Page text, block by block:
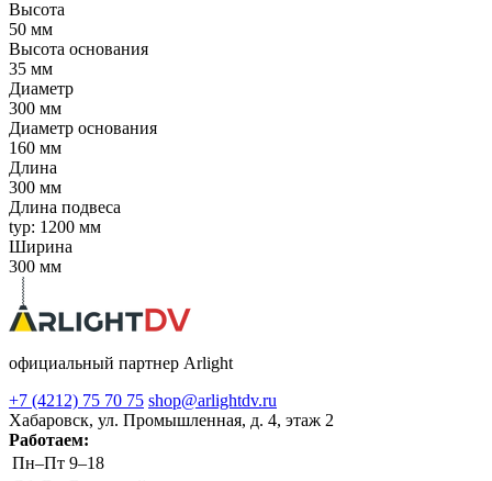
Высота
50 мм
Высота основания
35 мм
Диаметр
300 мм
Диаметр основания
160 мм
Длина
300 мм
Длина подвеса
typ: 1200 мм
Ширина
300 мм
официальный партнер Arlight
+7 (4212) 75 70 75 shop@arlightdv.ru
Хабаровск, ул. Промышленная, д. 4, этаж 2
Работаем:
Пн–Пт 9–18